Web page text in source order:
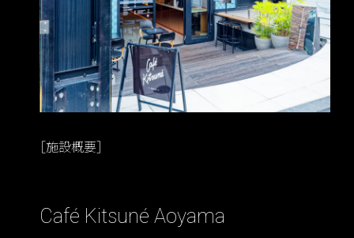
［施設概要］
Café Kitsuné Aoyama